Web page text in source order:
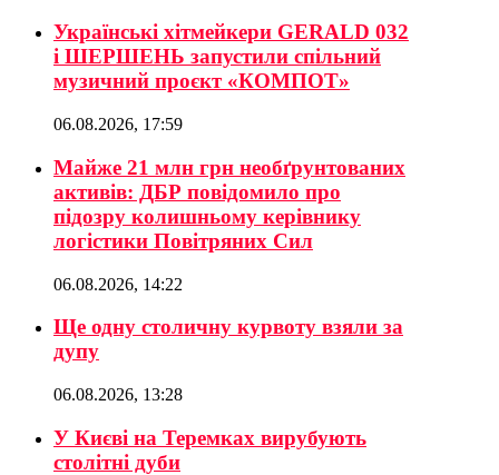
Українські хітмейкери GERALD 032
і ШЕРШЕНЬ запустили спільний
музичний проєкт «КОМПОТ»
06.08.2026, 17:59
Майже 21 млн грн необґрунтованих
активів: ДБР повідомило про
підозру колишньому керівнику
логістики Повітряних Сил
06.08.2026, 14:22
Ще одну столичну курвоту взяли за
дупу
06.08.2026, 13:28
У Києві на Теремках вирубують
столітні дуби